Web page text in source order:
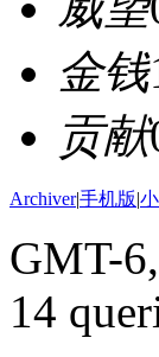
金钱
贡献
Archiver|手机版|
GMT-
14